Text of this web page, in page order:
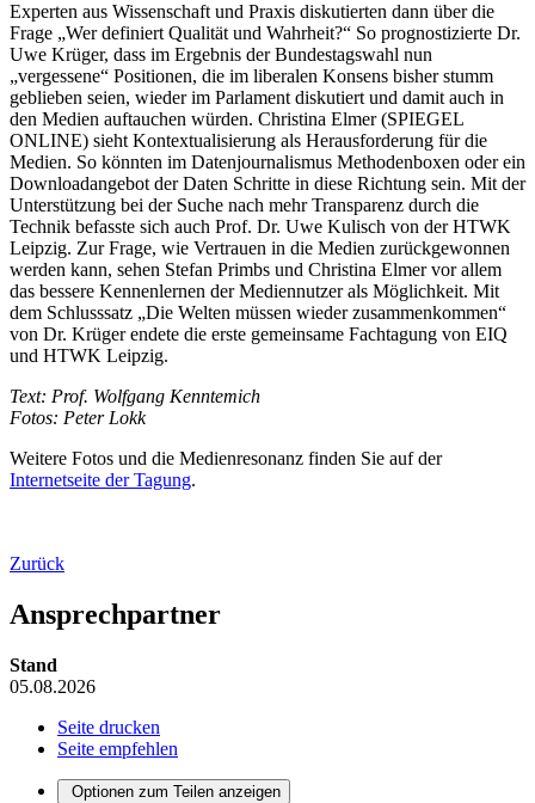
Experten aus Wissenschaft und Praxis diskutierten dann über die
Frage „Wer definiert Qualität und Wahrheit?“ So prognostizierte Dr.
Uwe Krüger, dass im Ergebnis der Bundestagswahl nun
„vergessene“ Positionen, die im liberalen Konsens bisher stumm
geblieben seien, wieder im Parlament diskutiert und damit auch in
den Medien auftauchen würden. Christina Elmer (SPIEGEL
ONLINE) sieht Kontextualisierung als Herausforderung für die
Medien. So könnten im Datenjournalismus Methodenboxen oder ein
Downloadangebot der Daten Schritte in diese Richtung sein. Mit der
Unterstützung bei der Suche nach mehr Transparenz durch die
Technik befasste sich auch Prof. Dr. Uwe Kulisch von der HTWK
Leipzig. Zur Frage, wie Vertrauen in die Medien zurückgewonnen
werden kann, sehen Stefan Primbs und Christina Elmer vor allem
das bessere Kennenlernen der Mediennutzer als Möglichkeit. Mit
dem Schlusssatz „Die Welten müssen wieder zusammenkommen“
von Dr. Krüger endete die erste gemeinsame Fachtagung von EIQ
und HTWK Leipzig.
Text: Prof. Wolfgang Kenntemich
Fotos: Peter Lokk
Weitere Fotos und die Medienresonanz finden Sie auf der
Internetseite der Tagung.
Zurück
Ansprechpartner
Stand
05.08.2026
Seite drucken
Seite empfehlen
Optionen zum Teilen anzeigen